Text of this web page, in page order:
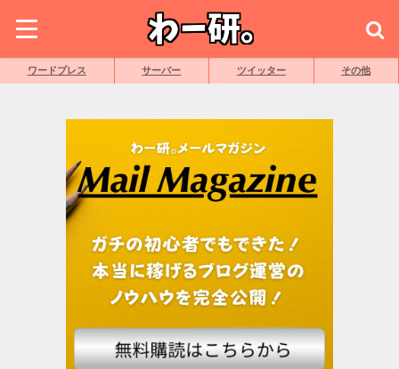
ワードプレス サーバー ツイッター その他